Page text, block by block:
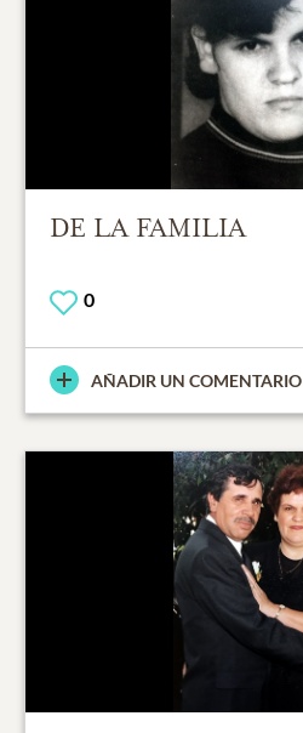
DE LA FAMILIA
0
AÑADIR UN COMENTARIO